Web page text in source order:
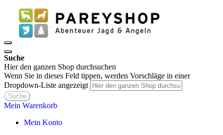
Suche
Hier den ganzen Shop durchsuchen
Wenn Sie in dieses Feld tippen, werden Vorschläge in einer
Dropdown-Liste angezeigt
Suche
Mein Warenkorb
Mein Konto